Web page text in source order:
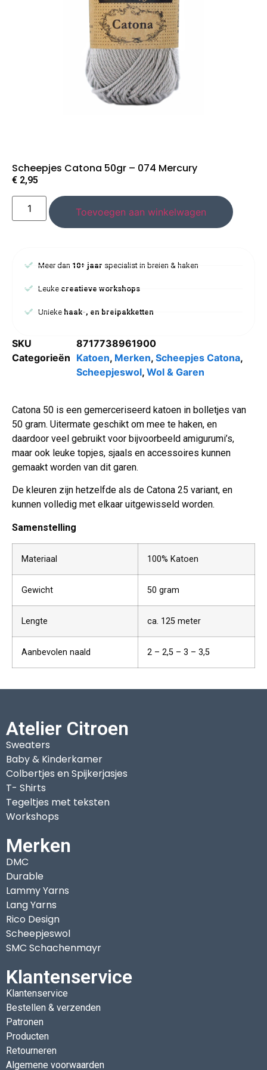
Scheepjes Catona 50gr – 074 Mercury
€ 2,95
Toevoegen aan winkelwagen
Meer dan 10+ jaar specialist in breien & haken
Leuke creatieve workshops
Uniekehaak-, en breipakketten
SKU
8717738961900
Categorieën Katoen, Merken, Scheepjes Catona,
Scheepjeswol, Wol & Garen
Catona 50 is een gemerceriseerd katoen in bolletjes van
50 gram. Uitermate geschikt om mee te haken, en
daardoor veel gebruikt voor bijvoorbeeld amigurumi’s,
maar ook leuke topjes, sjaals en accessoires kunnen
gemaakt worden van dit garen.
De kleuren zijn hetzelfde als de Catona 25 variant, en
kunnen volledig met elkaar uitgewisseld worden.
Samenstelling
Materiaal 100% Katoen
Gewicht 50 gram
Lengte ca. 125 meter
Aanbevolen naald 2 – 2,5 – 3 – 3,5
Atelier Citroen
Sweaters
Baby & Kinderkamer
Colbertjes en Spijkerjasjes
T- Shirts
Tegeltjes met teksten
Workshops
Merken
DMC
Durable
Lammy Yarns
Lang Yarns
Rico Design
Scheepjeswol
SMC Schachenmayr
Klantenservice
Klantenservice
Bestellen & verzenden
Patronen
Producten
Retourneren
Algemene voorwaarden